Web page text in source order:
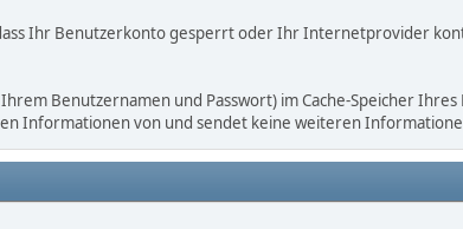
Ihr Benutzerkonto gesperrt oder Ihr Internetprovider
Benutzernamen und Passwort) im Cache-Speicher
Informationen von und sendet keine weiteren